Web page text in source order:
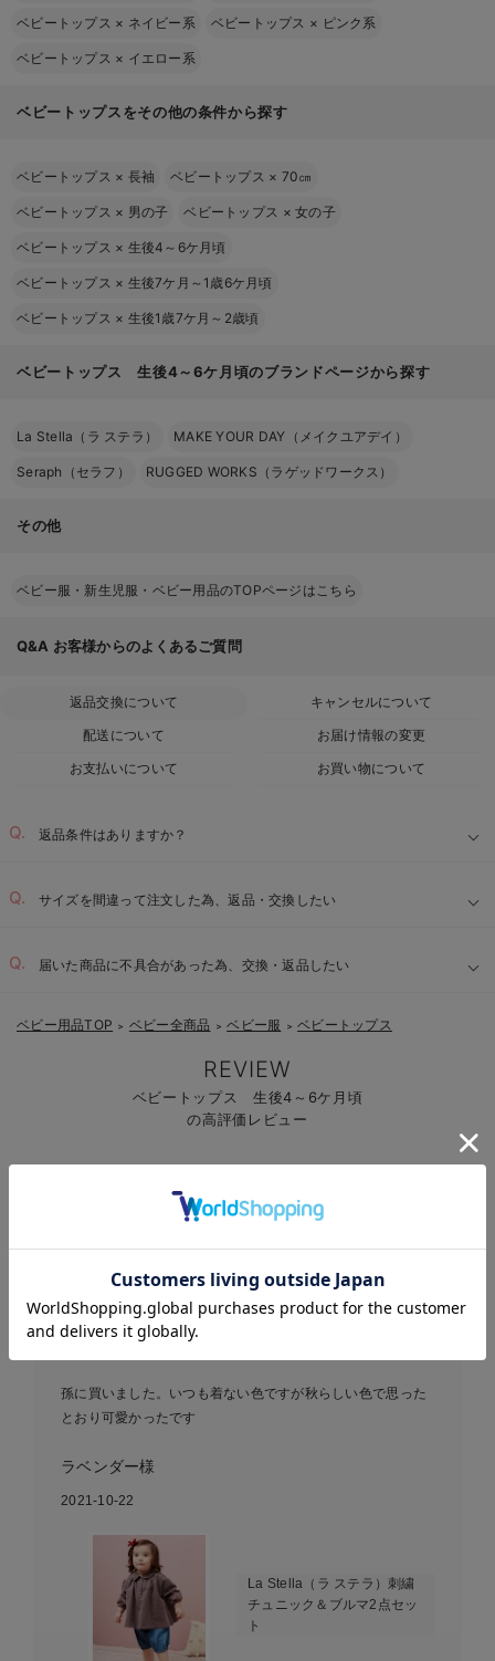
ベビートップス × ネイビー系 ベビートップス × ピンク系
ベビートップス × イエロー系
ベビートップスをその他の条件から探す
ベビートップス × 長袖 ベビートップス × 70㎝
ベビートップス × 男の子 ベビートップス ×女の子
ベビートップス × 生後4～6ケ月頃
ベビートップス × 生後7ケ月～1歳6ケ月頃
ベビートップス × 生後1歳7ケ月～2歳頃
ベビートップス 生後4～6ケ月頃のブランドページから探す
La Stella（ラ ステラ） MAKE YOUR DAY（メイクユアデイ）
Seraph（セラフ） RUGGED WORKS（ラゲッドワークス）
その他
ベビー服・新生児服・ベビー用品のTOPページはこちら
Q&A お客様からのよくあるご質問
返品交換について
キャンセルについて
配送について
お届け情報の変更
お支払いについて
お買い物について
返品条件はありますか？
サイズを間違って注文した為、返品・交換したい
届いた商品に不具合があった為、交換・返品したい
お気に入り商品を確認する
ベビー用品TOP ＞ ベビー全商品 ＞ ベビー服 ＞ ベビートップス
REVIEW
ベビートップス 生後4～6ケ月頃
の高評価レビュー
孫に買いました。いつも着ない色ですが秋らしい色で思
ったとおり...
孫に買いました。いつも着ない色ですが秋らしい色で思った
とおり可愛かったです
ラベンダー様
2021-10-22
La Stella（ラ ステラ）刺繍
チュニック＆ブルマ2点セッ
ト